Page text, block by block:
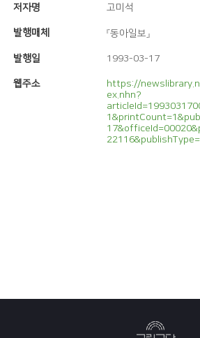
저자명 고미석
발행매체 『동아일보』
발행일 1993-03-17
웹주소
https://
ex.nhn?